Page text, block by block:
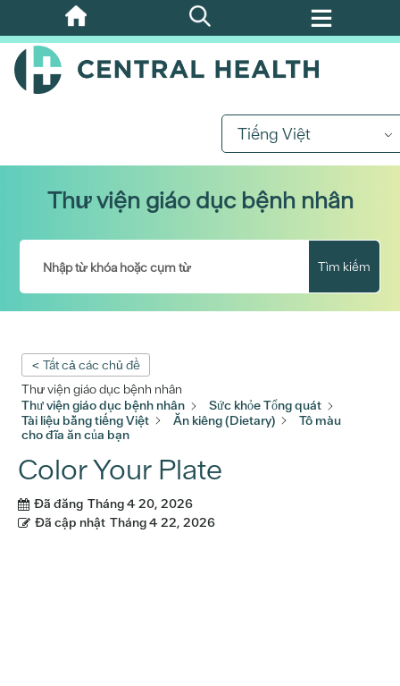
Bỏ
qua
nội
Tiếng Việt
Thư viện giáo dục bệnh nhân
Tìm kiếm
< Tất cả các chủ đề
Thư viện giáo dục bệnh nhân
Thư viện giáo dục bệnh nhân
Sức khỏe Tổng quát
Tài liệu bằng tiếng Việt
Ăn kiêng (Dietary)
Tô màu
cho đĩa ăn của bạn
Color Your Plate
Đã đăng Tháng 4 20, 2026
Đã cập nhật Tháng 4 22, 2026